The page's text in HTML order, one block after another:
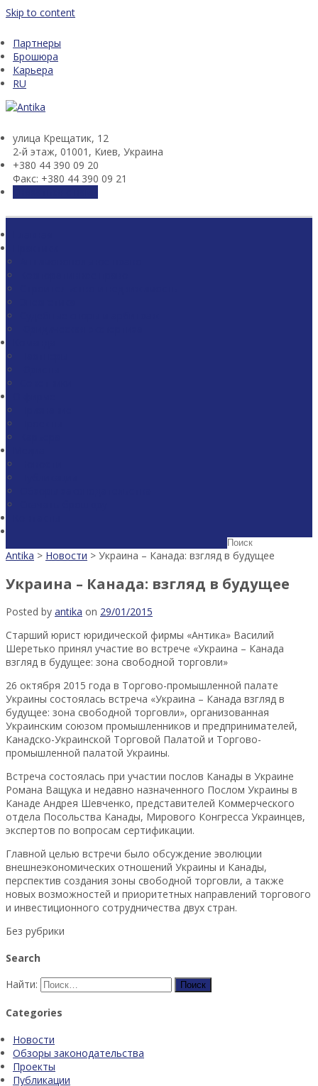
Skip to content
Партнеры
Брошюра
Карьера
RU
улица Крещатик, 12
2-й этаж, 01001, Киев, Украина
+380 44 390 09 20
Факс: +380 44 390 09 21
Antika > Новости > Украина – Канада: взгляд в будущее
Украина – Канада: взгляд в будущее
Posted by antika on 29/01/2015
Старший юрист юридической фирмы «Антика» Василий
Шеретько принял участие во встрече «Украина – Канада
взгляд в будущее: зона свободной торговли»
26 октября 2015 года в Торгово-промышленной палате
Украины состоялась встреча «Украина – Канада взгляд в
будущее: зона свободной торговли», организованная
Украинским союзом промышленников и предпринимателей,
Канадско-Украинской Торговой Палатой и Торгово-
промышленной палатой Украины.
Встреча состоялась при участии послов Канады в Украине
Романа Ващука и недавно назначенного Послом Украины в
Канаде Андрея Шевченко, представителей Коммерческого
отдела Посольства Канады, Мирового Конгресса Украинцев,
экспертов по вопросам сертификации.
Главной целью встречи было обсуждение эволюции
внешнеэкономических отношений Украины и Канады,
перспектив создания зоны свободной торговли, а также
новых возможностей и приоритетных направлений торгового
и инвестиционного сотрудничества двух стран.
Без рубрики
Search
Найти:
Categories
Новости
Обзоры законодательства
Проекты
Публикации